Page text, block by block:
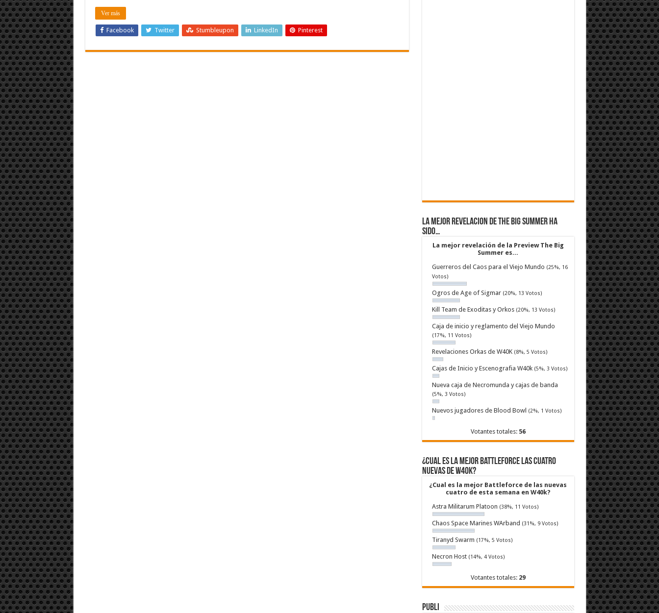
Ver más
Facebook Twitter Stumbleupon LinkedIn Pinterest
La mejor revelacion de The Big Summer ha
sido…
La mejor revelación de la Preview The Big
Summer es...
Guerreros del Caos para el Viejo Mundo (25%, 16
Votos)
Ogros de Age of Sigmar (20%, 13 Votos)
Kill Team de Exoditas y Orkos (20%, 13 Votos)
Caja de inicio y reglamento del Viejo Mundo
(17%, 11 Votos)
Revelaciones Orkas de W40K (8%, 5 Votos)
Cajas de Inicio y Escenografia W40k (5%, 3 Votos)
Nueva caja de Necromunda y cajas de banda
(5%, 3 Votos)
Nuevos jugadores de Blood Bowl (2%, 1 Votos)
Votantes totales: 56
¿Cual es la mejor Battleforce las cuatro
nuevas de W40k?
¿Cual es la mejor Battleforce de las nuevas
cuatro de esta semana en W40k?
Astra Militarum Platoon (38%, 11 Votos)
Chaos Space Marines WArband (31%, 9 Votos)
Tiranyd Swarm (17%, 5 Votos)
Necron Host (14%, 4 Votos)
Votantes totales: 29
Publi